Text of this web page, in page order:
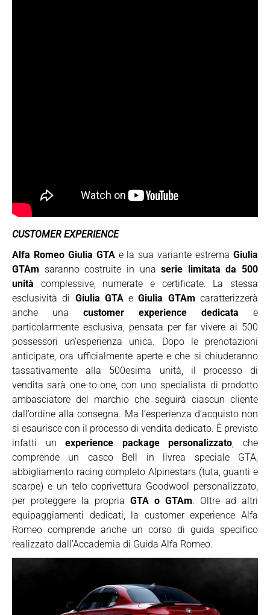
CUSTOMER EXPERIENCE
Alfa Romeo Giulia GTAe la sua variante estremaGiulia
GTAm saranno costruite in unaserie limitata da 500
unità complessive, numerate e certificate. La stessa
esclusività di Giulia GTAeGiulia GTAm caratterizzerà
anche una customer experience dedicata e
particolarmente esclusiva, pensata per far vivere ai 500
possessori un’esperienza unica. Dopo le prenotazioni
anticipate, ora ufficialmente aperte e che si chiuderanno
tassativamente alla 500esima unità, il processo di
vendita sarà one-to-one, con uno specialista di prodotto
ambasciatore del marchio che seguirà ciascun cliente
dall’ordine alla consegna. Ma l’esperienza d’acquisto non
si esaurisce con il processo di vendita dedicato. È previsto
infatti unexperience package personalizzato, che
comprende un casco Bell in livrea speciale GTA,
abbigliamento racing completo Alpinestars (tuta, guanti e
scarpe) e un telo coprivettura Goodwool personalizzato,
per proteggere la propria GTA o GTAm. Oltre ad altri
equipaggiamenti dedicati, la customer experience Alfa
Romeo comprende anche un corso di guida specifico
realizzato dall’Accademia di Guida Alfa Romeo.